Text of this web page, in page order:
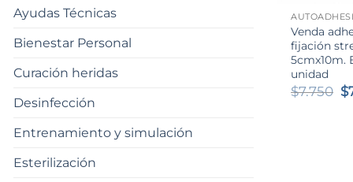
Ayudas Técnicas
Bienestar Personal
Curación heridas
Desinfección
Entrenamiento y simulación
Esterilización
Venda
fijación
5cmx10m.
unidad
$7.750 El
$